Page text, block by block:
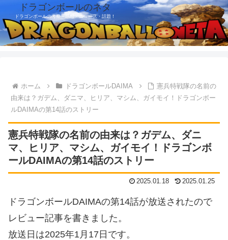
ドラゴンボールのネタ
ドラゴンボールの考察・感想・ニュース・話題！
ホーム ドラゴンボールDAIMA
憲兵特戦隊の名前の
由来は？ガデム、ダニマ、ヒリア、マシム、ガイモイ！ドラゴンボー
ルDAIMAの第14話のストリー
憲兵特戦隊の名前の由来は？ガデム、ダニ
マ、ヒリア、マシム、ガイモイ！ドラゴンボ
ールDAIMAの第14話のストリー
2025.01.18 2025.01.25
ドラゴンボールDAIMAの第14話が放送されたので
レビュー記事を書きました。
放送日は2025年1月17日です。